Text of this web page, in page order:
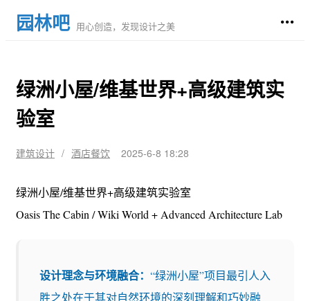
园林吧 用心创造，发现设计之美
绿洲小屋/维基世界+高级建筑实
验室
建筑设计 / 酒店餐饮 2025-6-8 18:28
绿洲小屋/维基世界+高级建筑实验室
Oasis The Cabin / Wiki World + Advanced Architecture Lab
设计理念与环境融合： “绿洲小屋”项目最引人入
胜之处在于其对自然环境的深刻理解和巧妙融